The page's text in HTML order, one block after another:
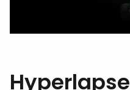
Hyperlapse